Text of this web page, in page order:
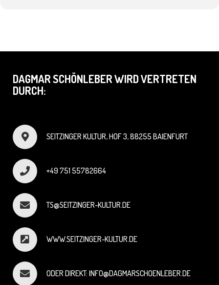
DAGMAR SCHÖNLEBER WIRD VERTRETEN
DURCH:
SEITZINGER KULTUR, HOF 3, 88255 BAIENFURT
+49 751 55782664
TS@SEITZINGER-KULTUR.DE
WWW.SEITZINGER-KULTUR.DE
ODER DIREKT: INFO@DAGMARSCHOENLEBER.DE